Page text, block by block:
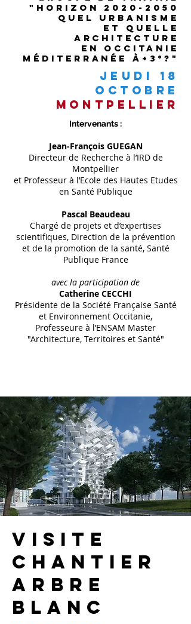
"HORIZON 2020-2050
Quel URBANISME
et quelle
ARCHITECTURE
en OCCITANIE
MÉDITERRANÉE à+3°?"
jeudi 18
octobrE
montpellier
Intervenants :
Jean-François GUEGAN
Directeur de Recherche à l’IRD de
Montpellier
et Professeur à l’Ecole des Hautes Etudes
en Santé Publique
Pascal Beaudeau
Chargé de projets et d’expertises
scientifiques, Direction de la prévention
et de la promotion de la santé, Santé
Publique France
avec la participation de
Catherine CECCHI
Présidente de la Société Française Santé
et Environnement Occitanie,
Professeure à l’ENSAM Master
"Architecture, Territoires et Santé"
visite
chantier
arbre
blanc